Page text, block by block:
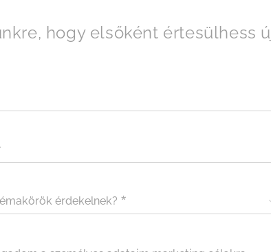
hogy elsőként értesülhess
érdekelnek?